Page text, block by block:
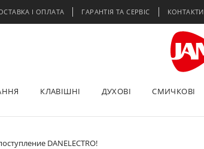
І ОПЛАТА ГАРАНТІЯ ТА СЕРВІС КОНТАКТИ
КЛАВІШНІ ДУХОВІ СМИЧКОВІ
DANELECTRO!